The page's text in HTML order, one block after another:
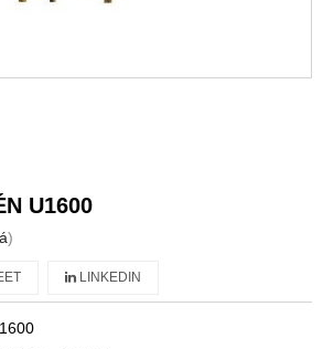
U1600
)
LINKEDIN